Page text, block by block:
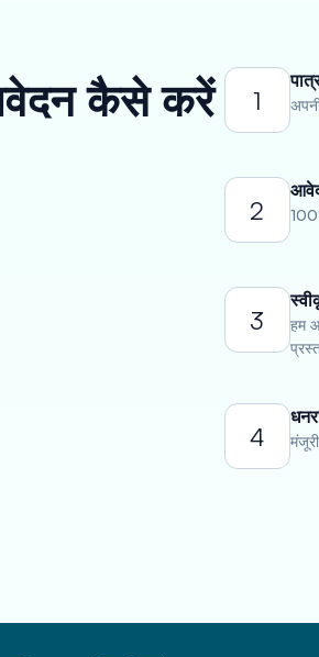
कैसे करें 1
2
3
हम
4